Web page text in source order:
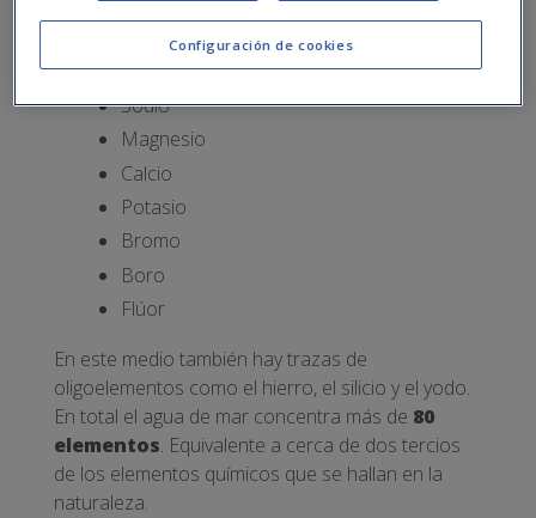
encontramos:
Cloro
Sodio
Magnesio
Calcio
Potasio
Bromo
Boro
Flúor
En este medio también hay trazas de
oligoelementos como el hierro, el silicio y el yodo.
En total el agua de mar concentra más de 80
elementos. Equivalente a cerca de dos tercios
de los elementos químicos que se hallan en la
naturaleza.
Configuración de cookies